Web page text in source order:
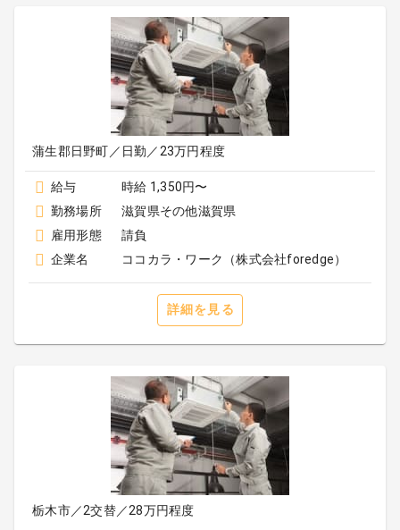
蒲生郡日野町／日勤／23万円程度
給与
時給 1,350円〜
勤務場所
滋賀県その他滋賀県
雇用形態
請負
企業名
ココカラ・ワーク（株式会社foredge）
詳細を見る
栃木市／2交替／28万円程度